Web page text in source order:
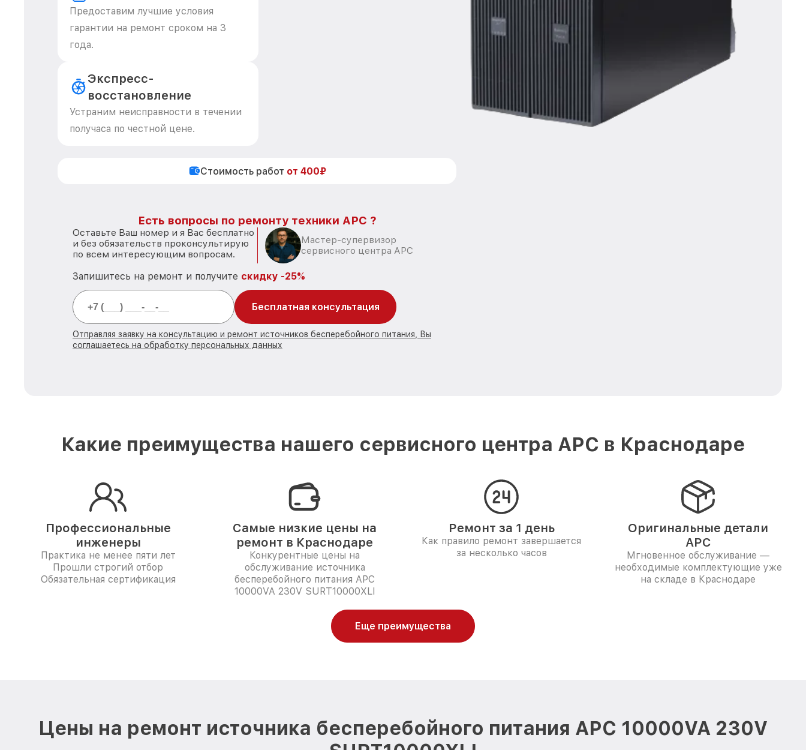
Предоставим лучшие условия
гарантии на ремонт сроком на 3
года.
Экспресс-
восстановление
Устраним неисправности в течении
получаса по честной цене.
Стоимость работ от 400₽
Есть вопросы по ремонту техники APC ?
Оставьте Ваш номер и я Вас бесплатно
и без обязательств проконсультирую
по всем интересующим вопросам.
Мастер-супервизор
сервисного центра APC
Запишитесь на ремонт и получите скидку -25%
Бесплатная консультация
Отправляя заявку на консультацию и ремонт источников бесперебойного питания, Вы
соглашаетесь на обработку персональных данных
Какие преимущества нашего сервисного центра APC в Краснодаре
Профессиональные
инженеры
Практика не менее пяти лет
Прошли строгий отбор
Обязательная сертификация
Самые низкие цены на
ремонт в Краснодаре
Конкурентные цены на
обслуживание источника
бесперебойного питания APC
10000VA 230V SURT10000XLI
Ремонт за 1 день
Как правило ремонт завершается
за несколько часов
Оригинальные детали
APC
Мгновенное обслуживание —
необходимые комплектующие уже
на складе в Краснодаре
Еще преимущества
Цены на ремонт источника бесперебойного питания APC 10000VA 230V